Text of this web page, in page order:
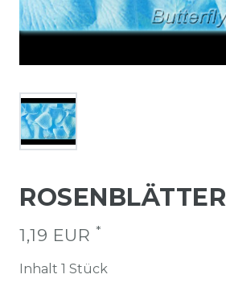
ROSENBLÄTTER
1,19 EUR *
Inhalt 1 Stück